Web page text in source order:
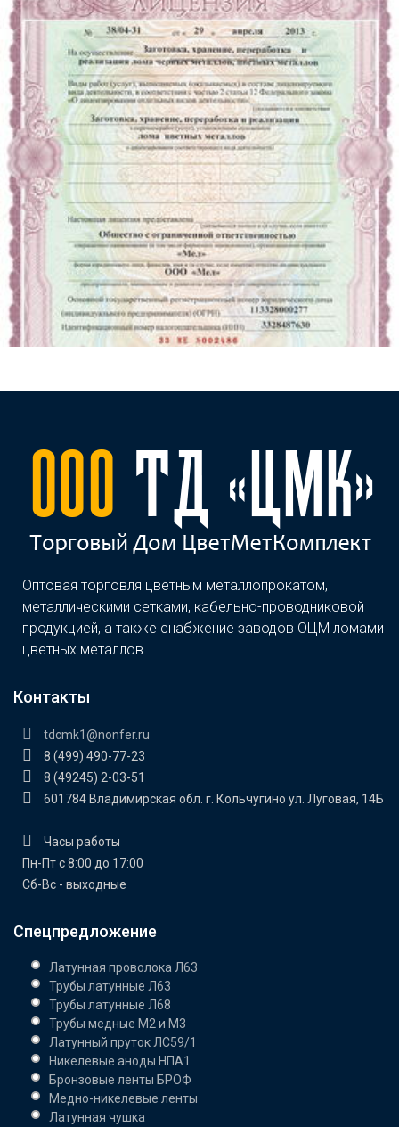
Оптовая торговля цветным металлопрокатом,
металлическими сетками, кабельно-проводниковой
продукцией, а также снабжение заводов ОЦМ ломами
цветных металлов.
Контакты
tdcmk1@nonfer.ru
8 (499) 490-77-23
8 (49245) 2-03-51
601784 Владимирская обл. г. Кольчугино ул. Луговая, 14Б
Часы работы
Пн-Пт с 8:00 до 17:00
Сб-Вс - выходные
Спецпредложение
Латунная проволока Л63
Трубы латунные Л63
Трубы латунные Л68
Трубы медные М2 и М3
Латунный пруток ЛС59/1
Никелевые аноды НПА1
Бронзовые ленты БРОФ
Медно-никелевые ленты
Латунная чушка